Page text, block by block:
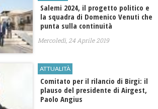
Salemi 2024, il progetto politico e
la squadra di Domenico Venuti che
punta sulla continuità
Mercoledì, 24 Aprile 2019
ATTUALITÀ
Comitato per il rilancio di Birgi: il
plauso del presidente di Airgest,
Paolo Angius